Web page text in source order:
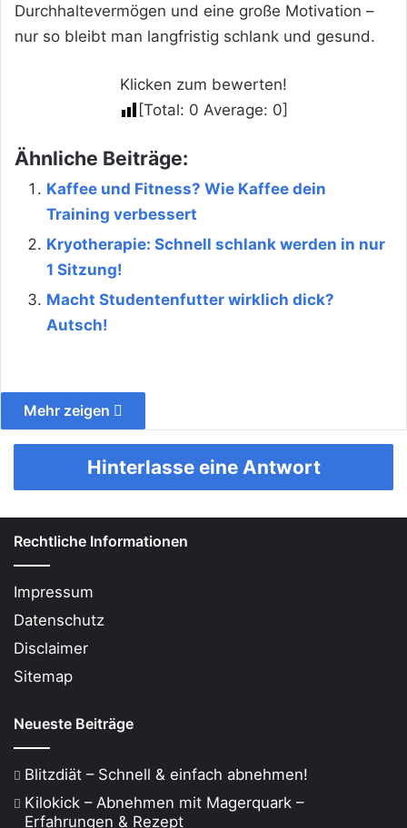
Durchhaltevermögen und eine große Motivation –
nur so bleibt man langfristig schlank und gesund.
Klicken zum bewerten!
[Total: 0 Average: 0]
Ähnliche Beiträge:
Kaffee und Fitness? Wie Kaffee dein
Training verbessert
Kryotherapie: Schnell schlank werden in nur
1 Sitzung!
Macht Studentenfutter wirklich dick?
Autsch!
Mehr zeigen
Hinterlasse eine Antwort
Rechtliche Informationen
Impressum
Datenschutz
Disclaimer
Sitemap
Neueste Beiträge
Blitzdiät – Schnell & einfach abnehmen!
Kilokick – Abnehmen mit Magerquark –
Erfahrungen & Rezept